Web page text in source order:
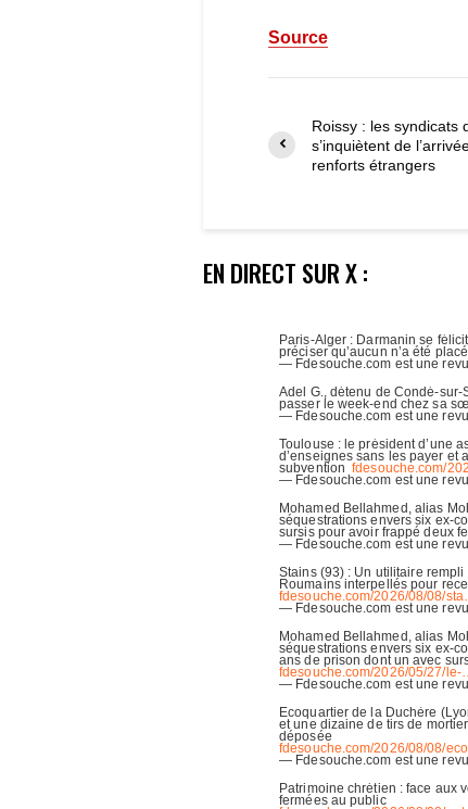
Source
Roissy : les syndicats
s’inquiètent de
renforts étrangers
EN DIRECT SUR X :